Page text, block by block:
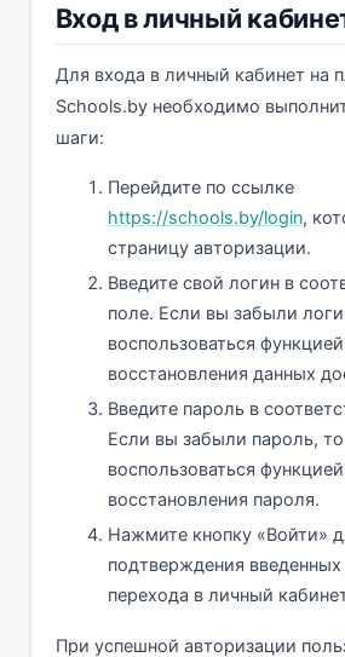
Вход в личный
Для входа в личный кабинет на
Schools.by необходимо
шаги:
Перейдите по ссылке
https://schools.by/login,
страницу авторизации.
Введите свой логин в
поле. Если вы забыли
воспользоваться функцией
восстановления данных
Введите пароль в
Если вы забыли пароль,
воспользоваться функцией
восстановления пароля.
Нажмите кнопку «Войти»
подтверждения
перехода в личный
При успешной авторизации